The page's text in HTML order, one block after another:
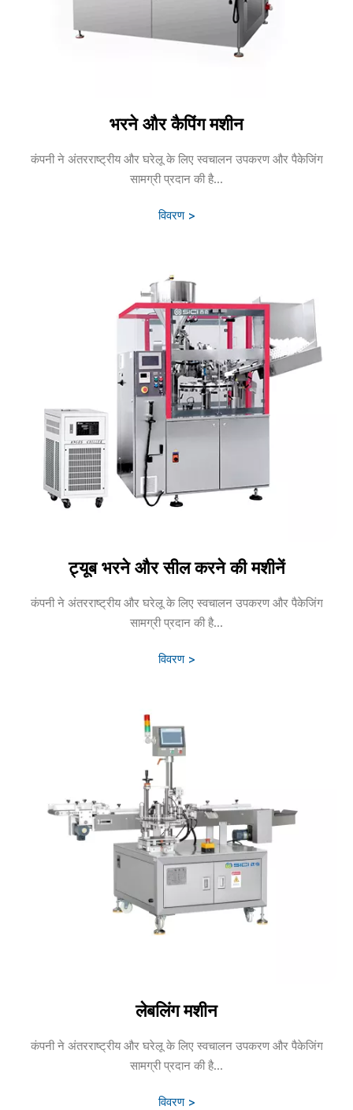
भरने और कैपिंग मशीन
कंपनी ने अंतरराष्ट्रीय और घरेलू के लिए स्वचालन उपकरण और पैकेजिंग
सामग्री प्रदान की है...
विवरण >
ट्यूब भरने और सील करने की मशीनें
कंपनी ने अंतरराष्ट्रीय और घरेलू के लिए स्वचालन उपकरण और पैकेजिंग
सामग्री प्रदान की है...
विवरण >
लेबलिंग मशीन
कंपनी ने अंतरराष्ट्रीय और घरेलू के लिए स्वचालन उपकरण और पैकेजिंग
सामग्री प्रदान की है...
विवरण >